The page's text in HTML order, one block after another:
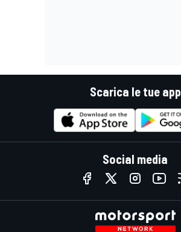
Scarica le tue app
Social media